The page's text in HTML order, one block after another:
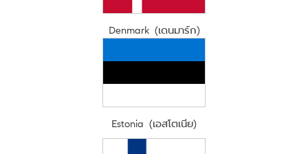
Denmark (เดนมาร์ก)
Estonia (เอสโตเนีย)